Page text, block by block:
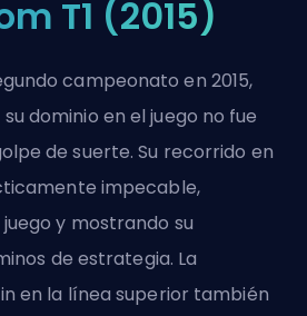
T1 (2015)
campeonato en 2015,
dominio en el juego no fue
de suerte. Su recorrido en
impecable,
y mostrando su
de estrategia. La
en la línea superior también